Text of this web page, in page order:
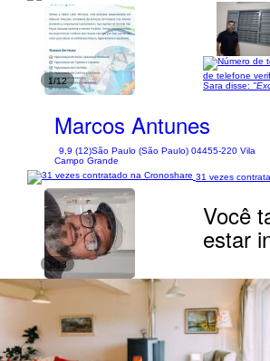
1/12
Marcos Antunes
9,9 (12)São Paulo (São Paulo) 04455-220 Vila
Campo Grande
de telefone
Sara disse:
31 vezes
1/13
Você
estar